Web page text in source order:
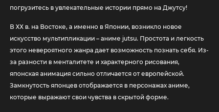
погрузитесь в увлекательные истории прямо на Джутсу!
В ХХ в. на Востоке, а именно в Японии, возникло новое
искусство мультипликации – аниме jutsu. Простота и легкость
этого невероятного жанра дает возможность познать себя. Из-
за разности в менталитете и характерного рисования,
японская анимация сильно отличается от европейской.
Замкнутость японцев отображается в персонажах аниме,
которые выражают свои чувства в скрытой форме.